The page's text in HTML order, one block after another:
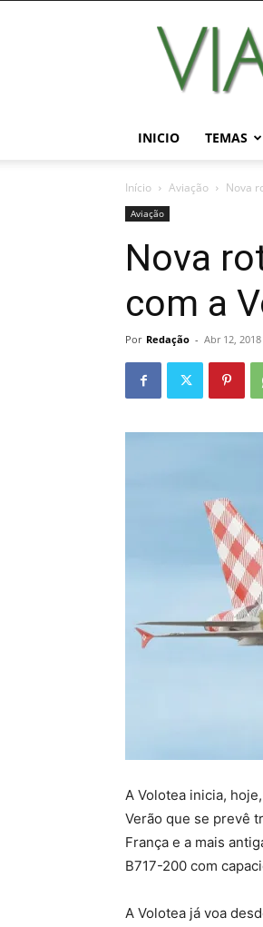
INICIO TEMAS
Início Aviação Nova
Aviação
Nova
com a
Por Redação - Abr 12, 2018
A Volotea inicia,
Verão que se prevê
França e a mais
B717-200 com
A Volotea já voa